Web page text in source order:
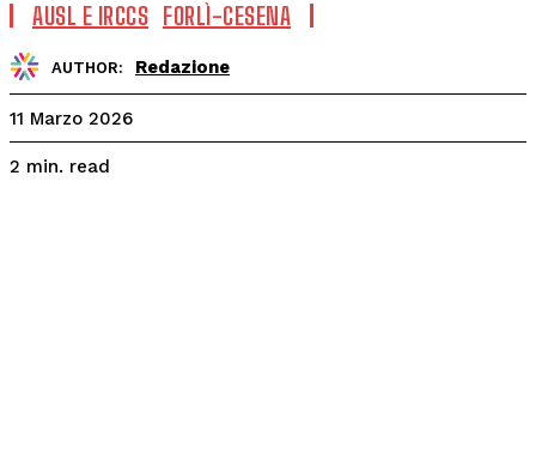
AUSL E IRCCS FORLÌ-CESENA
AUTHOR: Redazione
11 Marzo 2026
2 min. read